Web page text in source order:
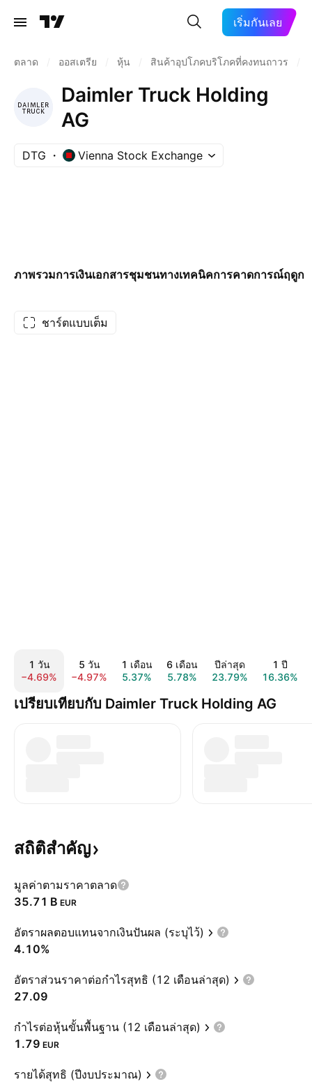
เริ่มกันเลย
ตลาด ออสเตรีย หุ้น สินค้าอุปโภคบริโภคที่คงทนถาวร
Daimler Truck Holding
AG
DTG Vienna Stock Exchange
ภาพรวมการเงินเอกสารชุมชนทางเทคนิคการคาดการณ์ฤดูก
ชาร์ตแบบเต็ม
1 วัน
−4.69%
5 วัน
−4.97%
1 เดือน
5.37%
6 เดือน
5.78%
ปีล่าสุด
23.79%
1 ปี
16.36%
เปรียบเทียบกับ Daimler Truck Holding AG
สถิติสำคัญ
มูลค่าตามราคาตลาด
‪35.71 B‬ EUR
อัตราผลตอบแทนจากเงินปันผล (ระบุไว้)
4.10%
อัตราส่วนราคาต่อกำไรสุทธิ (12 เดือนล่าสุด)
27.09
กำไรต่อหุ้นขั้นพื้นฐาน (12 เดือนล่าสุด)
1.79 EUR
รายได้สุทธิ (ปีงบประมาณ)